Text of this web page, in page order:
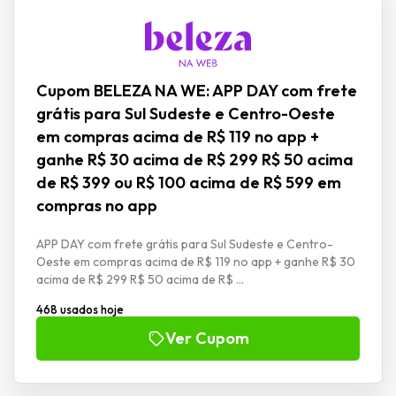
Cupom BELEZA NA WE: APP DAY com frete
grátis para Sul Sudeste e Centro-Oeste
em compras acima de R$ 119 no app +
ganhe R$ 30 acima de R$ 299 R$ 50 acima
de R$ 399 ou R$ 100 acima de R$ 599 em
compras no app
APP DAY com frete grátis para Sul Sudeste e Centro-
Oeste em compras acima de R$ 119 no app + ganhe R$ 30
acima de R$ 299 R$ 50 acima de R$ ...
468 usados hoje
Ver Cupom